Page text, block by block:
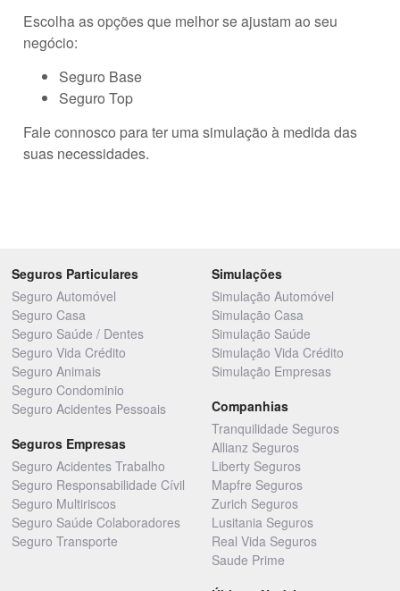
Escolha as opções que melhor se ajustam ao seu
negócio:
Seguro Base
Seguro Top
Fale connosco para ter uma simulação à medida das
suas necessidades.
Seguros Particulares
Seguro Automóvel
Seguro Casa
Seguro Saúde / Dentes
Seguro Vida Crédito
Seguro Animais
Seguro Condominio
Seguro Acidentes Pessoais
Seguros Empresas
Seguro Acidentes Trabalho
Seguro Responsabilidade Cívil
Seguro Multiriscos
Seguro Saúde Colaboradores
Seguro Transporte
Simulações
Simulação Automóvel
Simulação Casa
Simulação Saúde
Simulação Vida Crédito
Simulação Empresas
Companhias
Tranquilidade Seguros
Allianz Seguros
Liberty Seguros
Mapfre Seguros
Zurich Seguros
Lusitania Seguros
Real Vida Seguros
Saude Prime